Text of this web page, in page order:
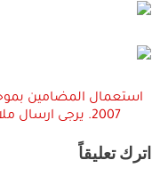
2007. يرجى ارسال ملاحظات لـ akkanet.net@gmail.com
اترك تعليقاً